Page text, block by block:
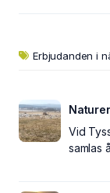
Erbjudanden i
Vid
samlas